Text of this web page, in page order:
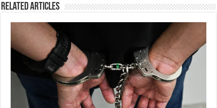
Related Articles